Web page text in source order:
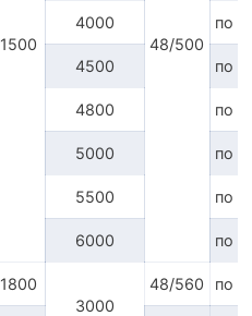
1500 48/500
4000 по
4500 по
4800 по
5000 по
5500 по
6000 по
1800
3000
48/560 по